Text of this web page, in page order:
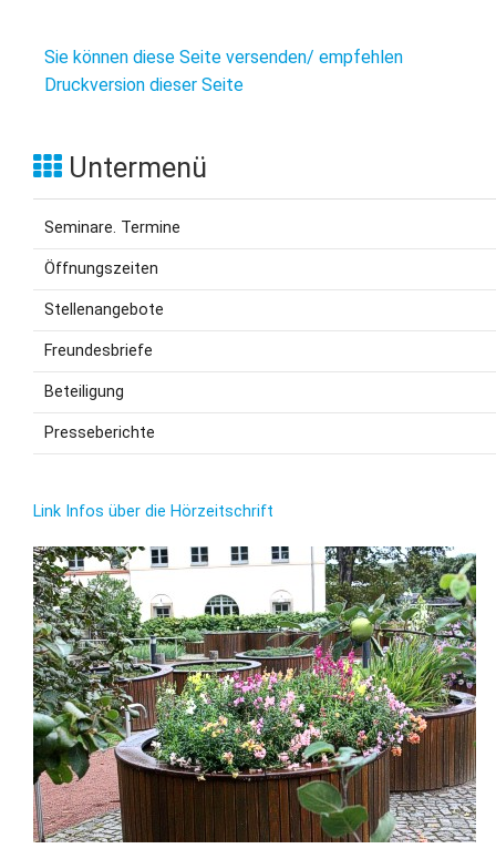
Sie können diese Seite versenden/ empfehlen
Druckversion dieser Seite
Untermenü
Seminare. Termine
Öffnungszeiten
Stellenangebote
Freundesbriefe
Beteiligung
Presseberichte
Link Infos über die Hörzeitschrift